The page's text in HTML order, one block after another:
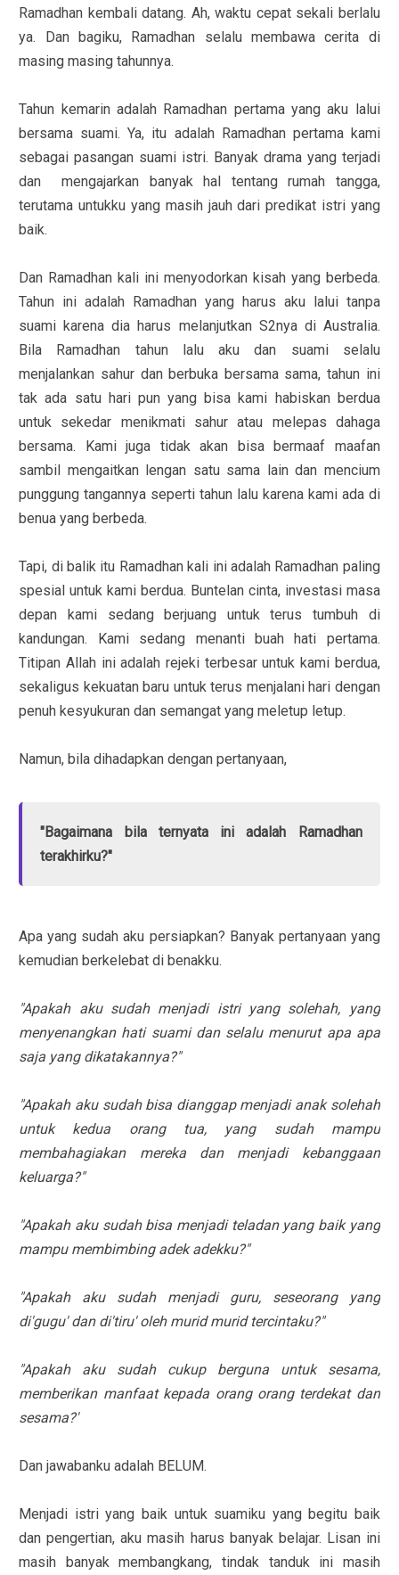
Ramadhan kembali datang. Ah, waktu cepat sekali berlalu
ya. Dan bagiku, Ramadhan selalu membawa cerita di
masing masing tahunnya.
Tahun kemarin adalah Ramadhan pertama yang aku lalui
bersama suami. Ya, itu adalah Ramadhan pertama kami
sebagai pasangan suami istri. Banyak drama yang terjadi
dan mengajarkan banyak hal tentang rumah tangga,
terutama untukku yang masih jauh dari predikat istri yang
baik.
Dan Ramadhan kali ini menyodorkan kisah yang berbeda.
Tahun ini adalah Ramadhan yang harus aku lalui tanpa
suami karena dia harus melanjutkan S2nya di Australia.
Bila Ramadhan tahun lalu aku dan suami selalu
menjalankan sahur dan berbuka bersama sama, tahun ini
tak ada satu hari pun yang bisa kami habiskan berdua
untuk sekedar menikmati sahur atau melepas dahaga
bersama. Kami juga tidak akan bisa bermaaf maafan
sambil mengaitkan lengan satu sama lain dan mencium
punggung tangannya seperti tahun lalu karena kami ada di
benua yang berbeda.
Tapi, di balik itu Ramadhan kali ini adalah Ramadhan paling
spesial untuk kami berdua. Buntelan cinta, investasi masa
depan kami sedang berjuang untuk terus tumbuh di
kandungan. Kami sedang menanti buah hati pertama.
Titipan Allah ini adalah rejeki terbesar untuk kami berdua,
sekaligus kekuatan baru untuk terus menjalani hari dengan
penuh kesyukuran dan semangat yang meletup letup.
Namun, bila dihadapkan dengan pertanyaan,
"Bagaimana bila ternyata ini adalah Ramadhan
terakhirku?"
Apa yang sudah aku persiapkan? Banyak pertanyaan yang
kemudian berkelebat di benakku.
"Apakah aku sudah menjadi istri yang solehah, yang
menyenangkan hati suami dan selalu menurut apa apa
saja yang dikatakannya?"
"Apakah aku sudah bisa dianggap menjadi anak solehah
untuk kedua orang tua, yang sudah mampu
membahagiakan mereka dan menjadi kebanggaan
keluarga?"
"Apakah aku sudah bisa menjadi teladan yang baik yang
mampu membimbing adek adekku?"
"Apakah aku sudah menjadi guru, seseorang yang
di'gugu' dan di'tiru' oleh murid murid tercintaku?"
"Apakah aku sudah cukup berguna untuk sesama,
memberikan manfaat kepada orang orang terdekat dan
sesama?'
Dan jawabanku adalah BELUM.
Menjadi istri yang baik untuk suamiku yang begitu baik
dan pengertian, aku masih harus banyak belajar. Lisan ini
masih banyak membangkang, tindak tanduk ini masih